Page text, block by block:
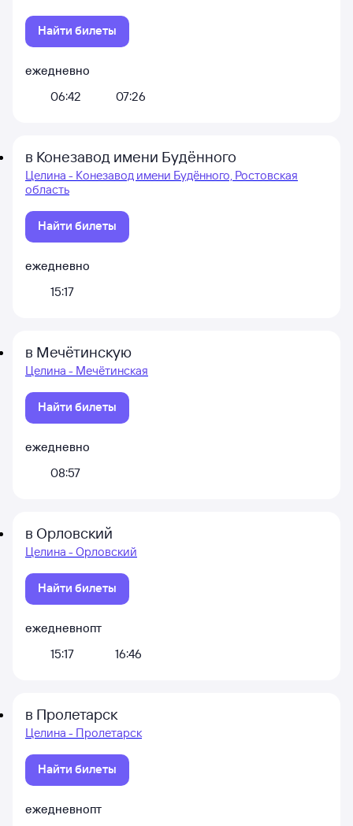
Найти билеты
ежедневно
06:42
07:26
в Конезавод имени Будённого
Целина - Конезавод имени Будённого, Ростовская
область
Найти билеты
ежедневно
15:17
в Мечётинскую
Целина - Мечётинская
Найти билеты
ежедневно
08:57
в Орловский
Целина - Орловский
Найти билеты
ежедневно
15:17
пт
16:46
в Пролетарск
Целина - Пролетарск
Найти билеты
ежедневнопт